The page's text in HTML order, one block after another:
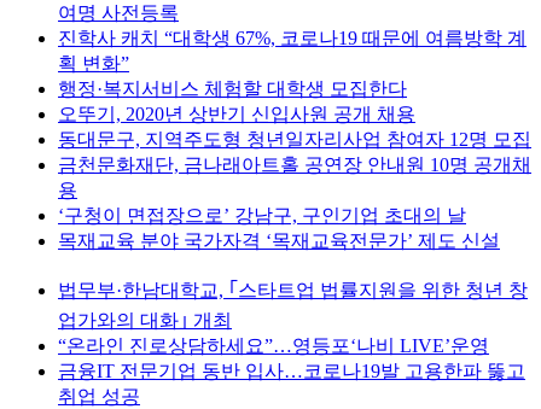
여명 사전등록
진학사 캐치 “대학생 67%, 코로나19 때문에 여름방학 계
획 변화”
행정·복지서비스 체험할 대학생 모집한다
오뚜기, 2020년 상반기 신입사원 공개 채용
동대문구, 지역주도형 청년일자리사업 참여자 12명 모집
금천문화재단, 금나래아트홀 공연장 안내원 10명 공개채
용
‘구청이 면접장으로’ 강남구, 구인기업 초대의 날
목재교육 분야 국가자격 ‘목재교육전문가’ 제도 신설
법무부·한남대학교, ｢스타트업 법률지원을 위한 청년 창
업가와의 대화｣ 개최
“온라인 진로상담하세요”…영등포‘나비 LIVE’운영
금융IT 전문기업 동반 입사…코로나19발 고용한파 뚫고
취업 성공